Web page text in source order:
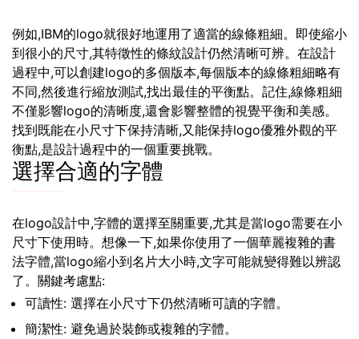
例如,IBM的logo就很好地運用了適當的線條粗細。即使縮小
到很小的尺寸,其特徵性的條紋設計仍然清晰可辨。在設計
過程中,可以創建logo的多個版本,每個版本的線條粗細略有
不同,然後進行縮放測試,找出最佳的平衡點。記住,線條粗細
不僅影響logo的清晰度,還會影響整體的視覺平衡和美感。
找到既能在小尺寸下保持清晰,又能保持logo優雅外觀的平
衡點,是設計過程中的一個重要挑戰。
選擇合適的字體
在logo設計中,字體的選擇至關重要,尤其是當logo需要在小
尺寸下使用時。想像一下,如果你使用了一個華麗複雜的書
法字體,當logo縮小到名片大小時,文字可能就變得難以辨認
了。關鍵考慮點:
可讀性: 選擇在小尺寸下仍然清晰可讀的字體。
簡潔性: 避免過於裝飾或複雜的字體。